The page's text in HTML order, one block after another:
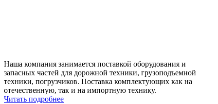
Наша компания занимается поставкой оборудования и
запасных частей для дорожной техники, грузоподъемной
техники, погрузчиков. Поставка комплектующих как на
отечественную, так и на импортную технику.
Читать подробнее